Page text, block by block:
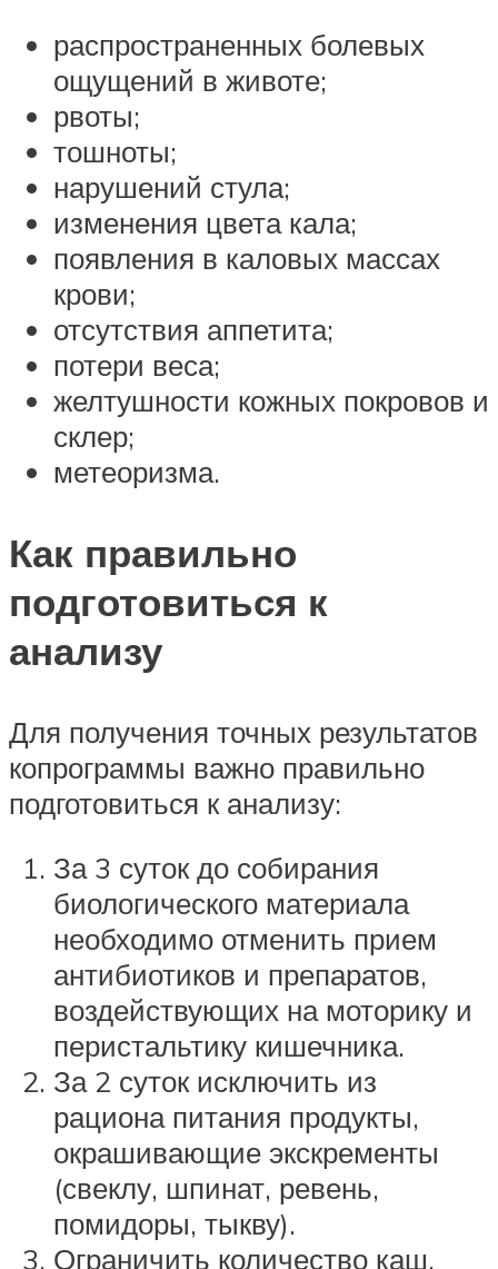
распространенных болевых
ощущений в животе;
рвоты;
тошноты;
нарушений стула;
изменения цвета кала;
появления в каловых массах
крови;
отсутствия аппетита;
потери веса;
желтушности кожных покровов и
склер;
метеоризма.
Как правильно
подготовиться к
анализу
Для получения точных результатов
копрограммы важно правильно
подготовиться к анализу:
За 3 суток до собирания
биологического материала
необходимо отменить прием
антибиотиков и препаратов,
воздействующих на моторику и
перистальтику кишечника.
За 2 суток исключить из
рациона питания продукты,
окрашивающие экскременты
(свеклу, шпинат, ревень,
помидоры, тыкву).
Ограничить количество каш,